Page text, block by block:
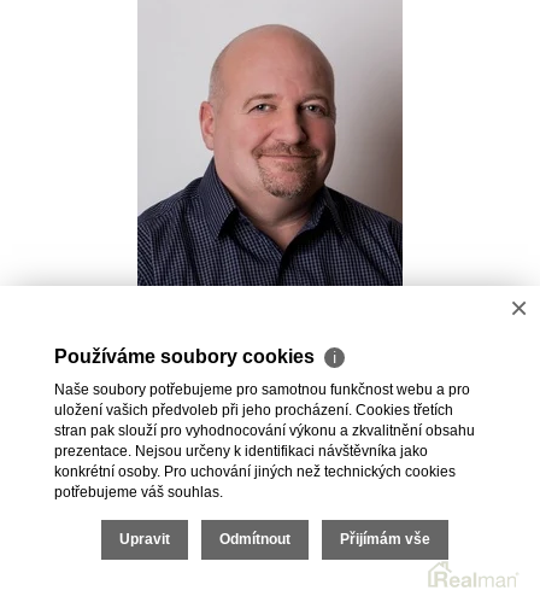
Pavel Kovalev
+420 723 491 625
pavel.kovalev@vdfreality.cz
×
Používáme soubory cookies ℹ
Naše soubory potřebujeme pro samotnou funkčnost webu a pro
uložení vašich předvoleb při jeho procházení. Cookies třetích
stran pak slouží pro vyhodnocování výkonu a zkvalitnění obsahu
prezentace. Nejsou určeny k identifikaci návštěvníka jako
konkrétní osoby. Pro uchování jiných než technických cookies
potřebujeme váš souhlas.
Upravit Odmítnout Přijímám vše